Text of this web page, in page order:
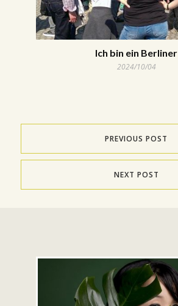
Ich bin ein Berliner
2024/10/04
PREVIOUS POST
NEXT POST